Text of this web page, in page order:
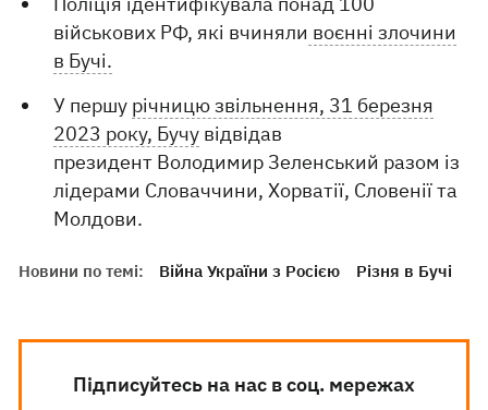
військових РФ, які вчиняли воєнні злочини
в Бучі.
У першу річницю звільнення, 31 березня
2023 року, Бучу відвідав
президент Володимир Зеленський разом із
лідерами Словаччини, Хорватії, Словенії та
Молдови.
Новини по темі: Війна України з Росією Різня в Бучі
Підписуйтесь на нас в соц. мережах